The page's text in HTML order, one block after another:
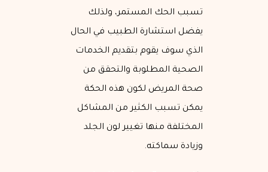
تسبب الحك المستمر، ولذلك
يفضل استشارة الطبيب في الحال
الذي سوف يقوم بتقديم الخدمات
الصحية المطلوبة والتحقق من
صحة المريض لكون هذه الحكة
يمكن تسبب الكثير من المشاكل
المختلفة منها تغيير لون الجلد
وزيادة سماكته.